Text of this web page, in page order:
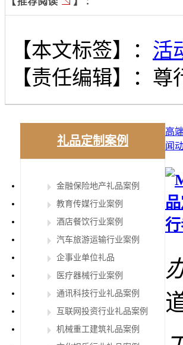
【本文标签】： 活
【责任编辑】： 尊
礼品定制案例
金融保险地产礼品案例
教育传媒行业案例
酒店餐饮行业案例
汽车旅游运输行业案例
企事业单位礼品
医疗器械行业案例
通讯科技行业礼品案例
互联网投资行业礼品案例
机械重工建筑礼品案例
高
闻